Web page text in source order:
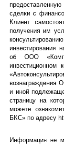
сделки с
Клиент
получения им
инвестирования
об ООО
инвестиционном
«
вознаграждения
и иной
страницу на
можете
БКС» по адресу
Информация не